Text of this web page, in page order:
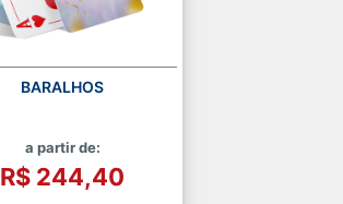
BARALHOS
a partir de:
R$ 244,40